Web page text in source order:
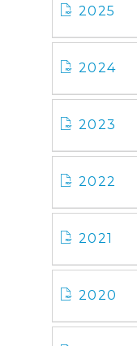
2025
2024
2023
2022
2021
2020